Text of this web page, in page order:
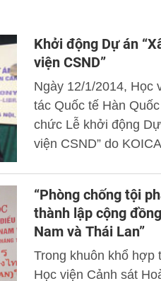
Khởi động Dự án
viện CSND”
Ngày 12/1/2014, Học
tác Quốc tế Hàn
chức Lễ khởi động
viện CSND” do
“Phòng chống tội
thành lập cộng
Nam và Thái Lan”
Trong khuôn khổ hợp
Học viện Cảnh sát